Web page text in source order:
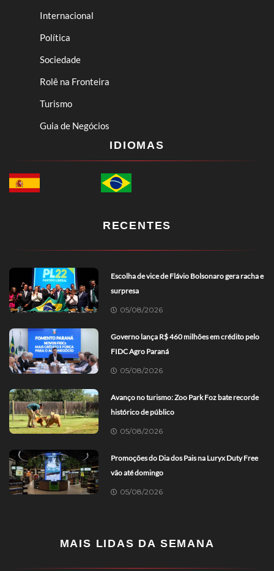
Internacional
Política
Sociedade
Rolê na Fronteira
Turismo
Guia de Negócios
IDIOMAS
RECENTES
Escolha de vice de Flávio Bolsonaro gera racha e
surpresa
05/08/2026
Governo lança R$ 460 milhões em crédito pelo
FIDC Agro Paraná
05/08/2026
Avanço no turismo: Zoo Park Foz bate recorde
histórico de público
05/08/2026
Promoções do Dia dos Pais na Luryx Duty Free
vão até domingo
05/08/2026
MAIS LIDAS DA SEMANA